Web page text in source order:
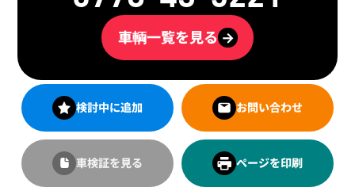
車輌一覧を見る →
検討中に追加 お問い合わせ
車検証を見る ページを印刷